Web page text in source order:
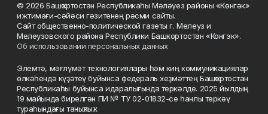
© 2026 Башҡортостан Республикаһы Мәләүез районы «Көнгәк»
ижтимағи-сәйәси гәзитенең рәсми сайты.
Сайт общественно-политической газеты г. Мелеуз и
Мелеузовского района Республики Башкортостан «Конгэк».
Об использовании персональных данных
Элемтә, мәғлүмәт технологиялары һәм киң коммуникациялар
өлкәһендә күҙәтеү буйынса федераль хеҙмәттең Башҡортостан
Республикаһы буйынса идаралығында теркәлде. 2025 йылдың
19 майында бирелгән ПИ № ТУ 02-01832-се һанлы теркәү
тураһындағы таныҡлыҡ.